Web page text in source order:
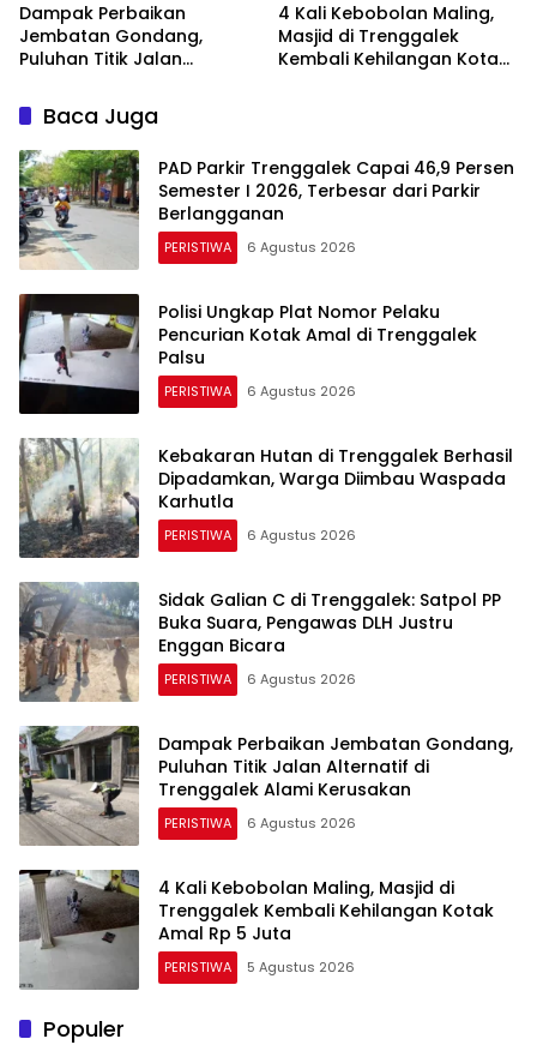
Dampak Perbaikan
Jembatan Gondang,
Puluhan Titik Jalan
Alami Kerusakan
4 Kali Kebobolan Maling,
Masjid di Trenggalek
Kembali Kehilangan Kotak
Baca Juga
PAD Parkir Trenggalek Capai 46,9 Persen
Semester I 2026, Terbesar dari Parkir
Berlangganan
PERISTIWA 6 Agustus 2026
Polisi Ungkap Plat Nomor Pelaku
Pencurian Kotak Amal di Trenggalek
Palsu
PERISTIWA 6 Agustus 2026
Kebakaran Hutan di Trenggalek Berhasil
Dipadamkan, Warga Diimbau Waspada
Karhutla
PERISTIWA 6 Agustus 2026
Sidak Galian C di Trenggalek: Satpol PP
Buka Suara, Pengawas DLH Justru
Enggan Bicara
PERISTIWA 6 Agustus 2026
Dampak Perbaikan Jembatan Gondang,
Puluhan Titik Jalan Alternatif di
Trenggalek Alami Kerusakan
PERISTIWA 6 Agustus 2026
4 Kali Kebobolan Maling, Masjid di
Trenggalek Kembali Kehilangan Kotak
Amal Rp 5 Juta
PERISTIWA 5 Agustus 2026
Populer